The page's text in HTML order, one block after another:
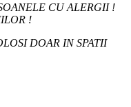
CU ALERGII !
!
DOAR IN SPATII